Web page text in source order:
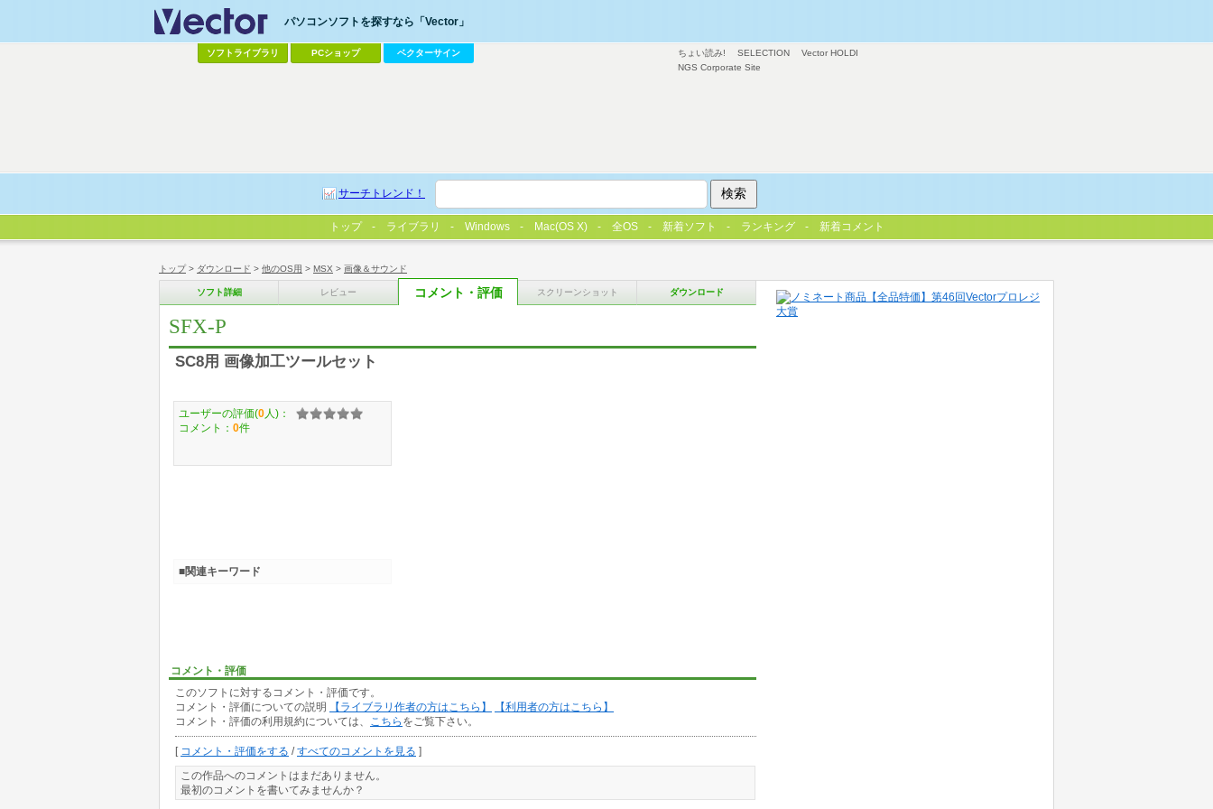
トップ> ダウンロード > 他のOS用 > MSX > 画像＆サウンド
ソフト詳細 レビュー コメント・評価 スクリーンショット ダウンロード
SFX-P
SC8用 画像加工ツールセット
コメント・評価
このソフトに対するコメント・評価です。
コメント・評価についての説明
【ライブラリ作者の方はこちら】
【利用者の方はこちら】
コメント・評価の利用規約については、
こちら をご覧下さい。
[ コメント・評価をする /すべてのコメントを見る ]
この作品へのコメントはまだありません。
最初のコメントを書いてみませんか？
ユーザーの評価(0 人)：
コメント： 0件
■関連キーワード
ちょい読み! SELECTION
Vector HOLDI
NGS Corporate Site
パソコンソフトを探すなら「Vector」
ソフトライブラリ PCショップ ベクターサイン
サーチトレンド！
トップ ライブラリ Windows Mac(OS X) 全OS 新着ソフト ランキング 新着コメント